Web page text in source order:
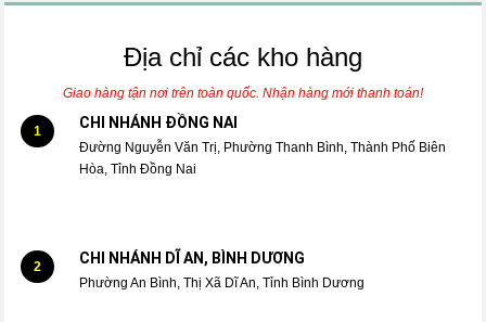
Địa chỉ các kho hàng
Giao hàng tận nơi trên toàn quốc. Nhận hàng mới thanh toán!
1 CHI NHÁNH ĐỒNG NAI
Đường Nguyễn Văn Trị, Phường Thanh Bình, Thành Phố Biên
Hòa, Tỉnh Đồng Nai
2 CHI NHÁNH DĨ AN, BÌNH DƯƠNG
Phường An Bình, Thị Xã Dĩ An, Tỉnh Bình Dương